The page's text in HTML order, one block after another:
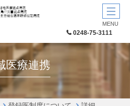
MENU
0248-75-3111
医療連携